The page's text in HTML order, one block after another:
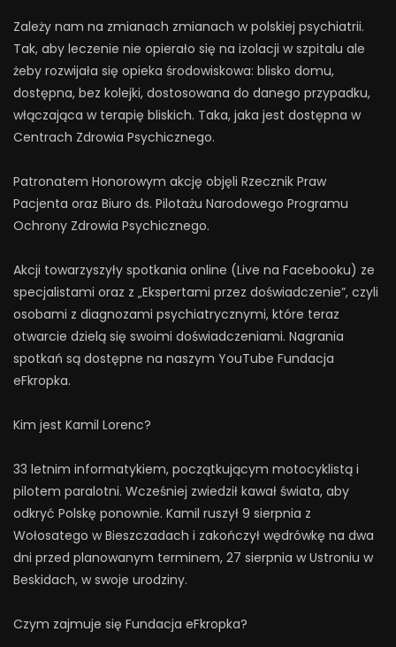
Zależy nam na zmianach zmianach w polskiej psychiatrii.
Tak, aby leczenie nie opierało się na izolacji w szpitalu ale
żeby rozwijała się opieka środowiskowa: blisko domu,
dostępna, bez kolejki, dostosowana do danego przypadku,
włączająca w terapię bliskich. Taka, jaka jest dostępna w
Centrach Zdrowia Psychicznego.
Patronatem Honorowym akcję objęli Rzecznik Praw
Pacjenta oraz Biuro ds. Pilotażu Narodowego Programu
Ochrony Zdrowia Psychicznego.
Akcji towarzyszyły spotkania online (Live na Facebooku) ze
specjalistami oraz z „Ekspertami przez doświadczenie”, czyli
osobami z diagnozami psychiatrycznymi, które teraz
otwarcie dzielą się swoimi doświadczeniami. Nagrania
spotkań są dostępne na naszym YouTube Fundacja
eFkropka.
Kim jest Kamil Lorenc?
33 letnim informatykiem, początkującym motocyklistą i
pilotem paralotni. Wcześniej zwiedził kawał świata, aby
odkryć Polskę ponownie. Kamil ruszył 9 sierpnia z
Wołosatego w Bieszczadach i zakończył wędrówkę na dwa
dni przed planowanym terminem, 27 sierpnia w Ustroniu w
Beskidach, w swoje urodziny.
Czym zajmuje się Fundacja eFkropka?